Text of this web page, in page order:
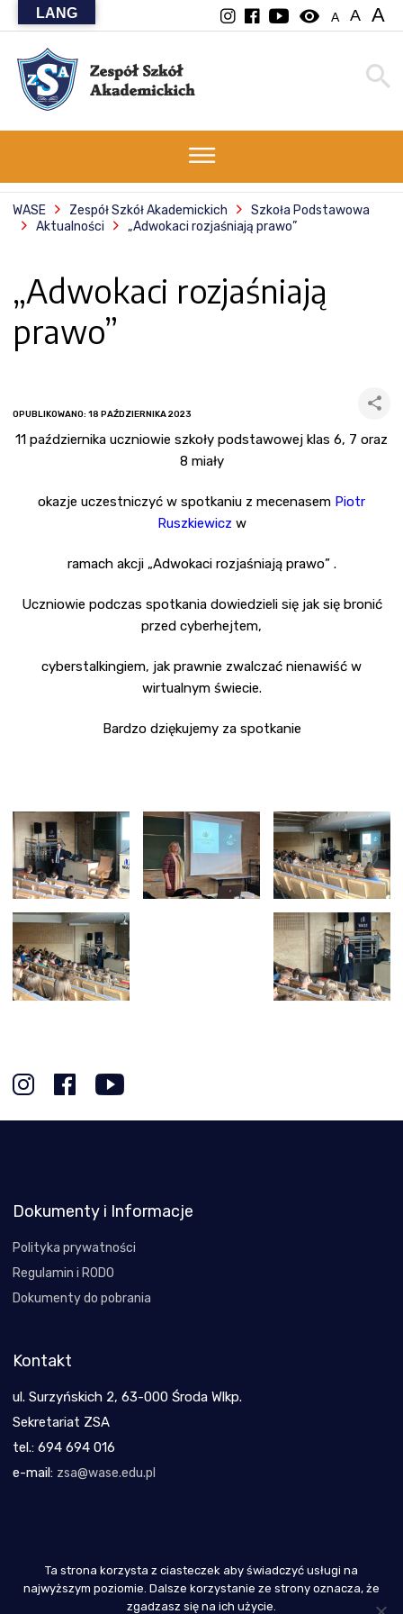
visibility A A A
WASE Zespół Szkół Akademickich
Szkoła Podstawowa
Aktualności
„Adwokaci rozjaśniają prawo”
„Adwokaci rozjaśniają
prawo”
OPUBLIKOWANO: 18 PAŹDZIERNIKA 2023
11 października uczniowie szkoły podstawowej klas 6, 7 oraz
8 miały
okazje uczestniczyć w spotkaniu z mecenasem Piotr
Ruszkiewicz w
ramach akcji „Adwokaci rozjaśniają prawo” .
Uczniowie podczas spotkania dowiedzieli się jak się bronić
przed cyberhejtem,
cyberstalkingiem, jak prawnie zwalczać nienawiść w
wirtualnym świecie.
Bardzo dziękujemy za spotkanie
Dokumenty i Informacje
Polityka prywatności
Regulamin i RODO
Dokumenty do pobrania
Kontakt
ul. Surzyńskich 2, 63-000 Środa Wlkp.
Sekretariat ZSA
tel.: 694 694 016
e-mail: zsa@wase.edu.pl
Copyright 2021
LANG
Ta strona korzysta z ciasteczek aby świadczyć usługi na
najwyższym poziomie. Dalsze korzystanie ze strony oznacza, że
zgadzasz się na ich użycie.